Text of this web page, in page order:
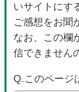
いサイトにす
ご感想をお聞
なお、この欄
信できません
Q.このページ